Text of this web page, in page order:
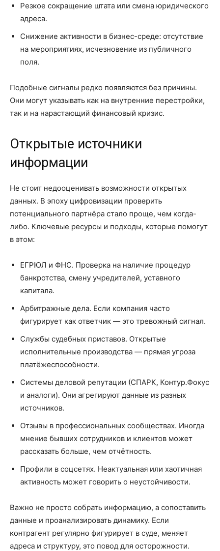
Резкое сокращение штата или смена юридического
адреса.
Снижение активности в бизнес-среде: отсутствие
на мероприятиях, исчезновение из публичного
поля.
Подобные сигналы редко появляются без причины.
Они могут указывать как на внутренние перестройки,
так и на нарастающий финансовый кризис.
Открытые источники
информации
Не стоит недооценивать возможности открытых
данных. В эпоху цифровизации проверить
потенциального партнёра стало проще, чем когда-
либо. Ключевые ресурсы и подходы, которые помогут
в этом:
ЕГРЮЛ и ФНС. Проверка на наличие процедур
банкротства, смену учредителей, уставного
капитала.
Арбитражные дела. Если компания часто
фигурирует как ответчик — это тревожный сигнал.
Службы судебных приставов. Открытые
исполнительные производства — прямая угроза
платёжеспособности.
Системы деловой репутации (СПАРК, Контур.Фокус
и аналоги). Они агрегируют данные из разных
источников.
Отзывы в профессиональных сообществах. Иногда
мнение бывших сотрудников и клиентов может
рассказать больше, чем отчётность.
Профили в соцсетях. Неактуальная или хаотичная
активность может говорить о неустойчивости.
Важно не просто собрать информацию, а сопоставить
данные и проанализировать динамику. Если
контрагент регулярно фигурирует в суде, меняет
адреса и структуру, это повод для осторожности.